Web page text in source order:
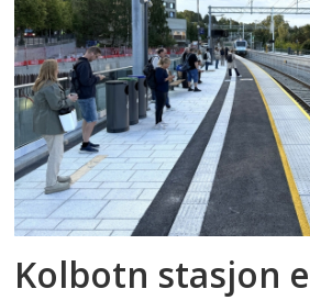
Kolbotn stasjon